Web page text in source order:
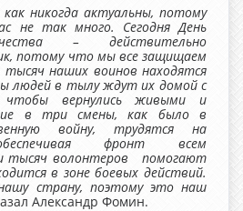
как никогда актуальны, потому
не так много. Сегодня День
– действительно
потому что мы все защищаем
наших воинов находятся
людей в тылу ждут их домой с
чтобы вернулись живыми и
в три смены, как было в
войну, трудятся на
фронт всем
тысяч волонтеров помогают
в зоне боевых действий.
страну, поэтому это наш
Александр Фомин.